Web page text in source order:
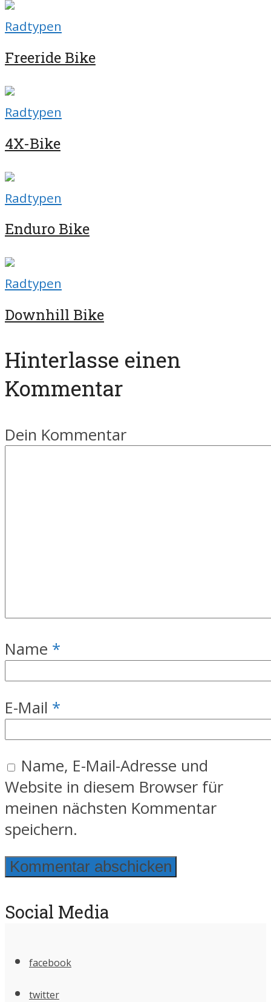
Radtypen
Freeride Bike
Radtypen
4X-Bike
Radtypen
Enduro Bike
Radtypen
Downhill Bike
Hinterlasse einen
Kommentar
Dein Kommentar
Name *
E-Mail *
Name, E-Mail-Adresse und
Website in diesem Browser für
meinen nächsten Kommentar
speichern.
Social Media
facebook
twitter